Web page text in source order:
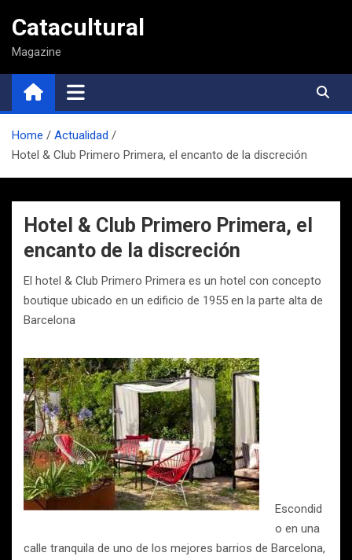
contenido
Catacultural
Magazine
Home
Actualidad
Hotel & Club Primero Primera, el encanto de la discreción
Hotel & Club Primero Primera, el
encanto de la discreción
El hotel & Club Primero Primera es un hotel con concepto
boutique ubicado en un edificio de 1955 en la parte alta de
Barcelona
Escondid
o en una
calle tranquila de uno de los mejores barrios de Barcelona,